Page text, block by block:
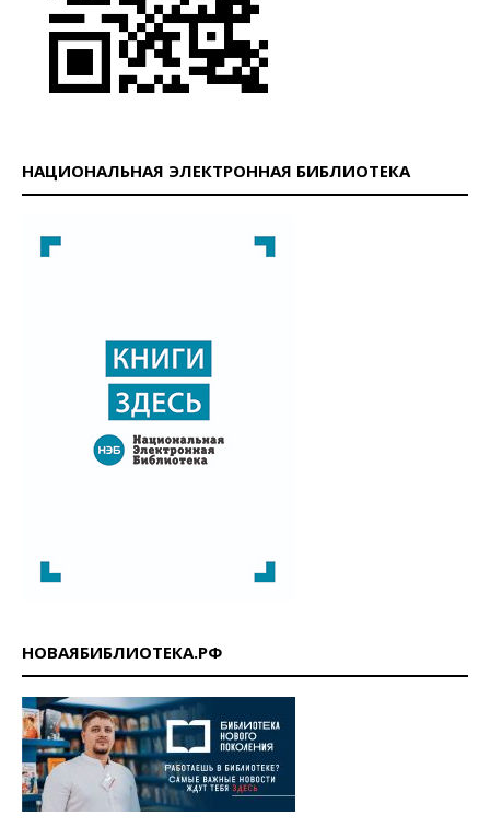
НАЦИОНАЛЬНАЯ ЭЛЕКТРОННАЯ БИБЛИОТЕКА
НОВАЯБИБЛИОТЕКА.РФ